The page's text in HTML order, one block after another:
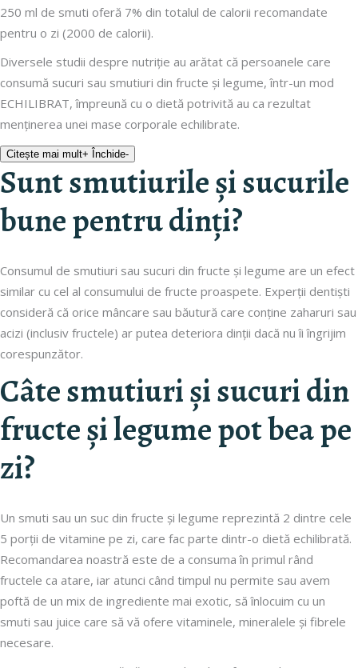
250 ml de smuti oferă 7% din totalul de calorii recomandate
pentru o zi (2000 de calorii).
Diversele studii despre nutriție au arătat că persoanele care
consumă sucuri sau smutiuri din fructe și legume, într-un mod
ECHILIBRAT, împreună cu o dietă potrivită au ca rezultat
menținerea unei mase corporale echilibrate.
Citește mai mult+ Închide-
Sunt smutiurile și sucurile
bune pentru dinți?
Consumul de smutiuri sau sucuri din fructe și legume are un efect
similar cu cel al consumului de fructe proaspete. Experții dentiști
consideră că orice mâncare sau băutură care conține zaharuri sau
acizi (inclusiv fructele) ar putea deteriora dinții dacă nu îi îngrijim
corespunzător.
Câte smutiuri și sucuri din
fructe și legume pot bea pe
zi?
Un smuti sau un suc din fructe și legume reprezintă 2 dintre cele
5 porții de vitamine pe zi, care fac parte dintr-o dietă echilibrată.
Recomandarea noastră este de a consuma în primul rând
fructele ca atare, iar atunci când timpul nu permite sau avem
poftă de un mix de ingrediente mai exotic, să înlocuim cu un
smuti sau juice care să vă ofere vitaminele, mineralele și fibrele
necesare.